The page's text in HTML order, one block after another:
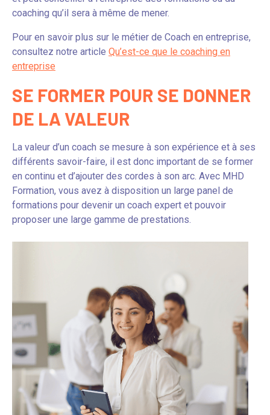
coaching qu’il sera à même de mener.
Pour en savoir plus sur le métier de Coach en entreprise,
consultez notre article Qu’est-ce que le coaching en
entreprise
SE FORMER POUR SE DONNER
DE LA VALEUR
La valeur d’un coach se mesure à son expérience et à ses
différents savoir-faire, il est donc important de se former
en continu et d’ajouter des cordes à son arc. Avec MHD
Formation, vous avez à disposition un large panel de
formations pour devenir un coach expert et pouvoir
proposer une large gamme de prestations.